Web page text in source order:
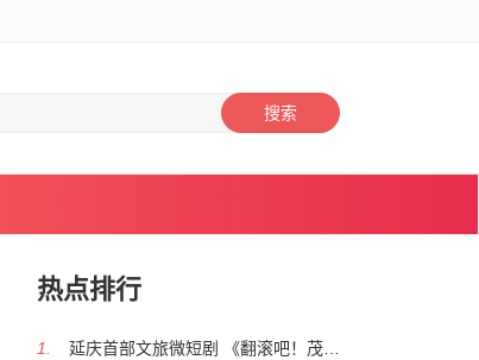
搜索
热点排行
1.
延庆首部文旅微短剧 《翻滚吧！茂财》近